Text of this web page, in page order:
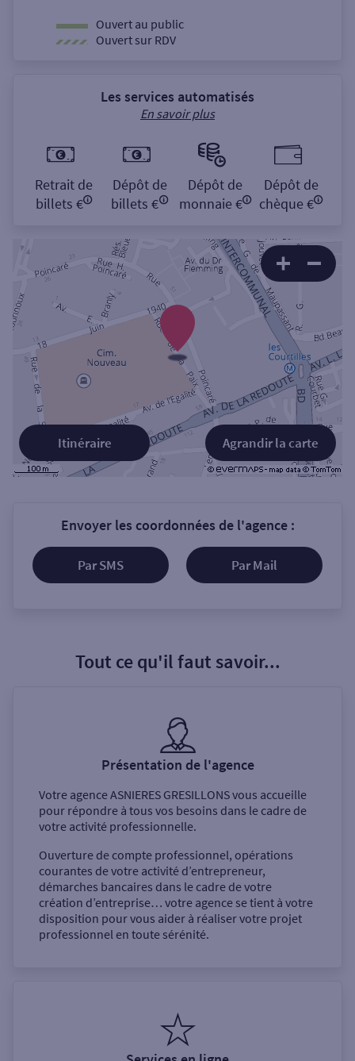
Ouvert au public
Ouvert sur RDV
Les services automatisés
En savoir plus
Retrait de
billets €
Dépôt de
billets €
Dépôt de
monnaie €
Dépôt de
chèque €
Agrandir la carte
Itinéraire
Envoyer les coordonnées de l'agence :
Par SMS Par Mail
Tout ce qu'il faut savoir...
Présentation de l'agence
Votre agenceASNIERES GRESILLONSvous accueille
pour répondre à tous vos besoins dans le cadre de
votre activité professionnelle.
Ouverture de compte professionnel, opérations
courantes de votre activité d’entrepreneur,
démarches bancaires dans le cadre de votre
création d’entreprise… votre agence se tient à votre
disposition pour vous aider à réaliser votre projet
professionnel en toute sérénité.